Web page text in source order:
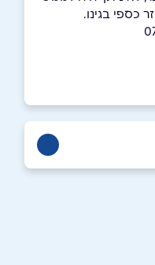
כספי בגינו.